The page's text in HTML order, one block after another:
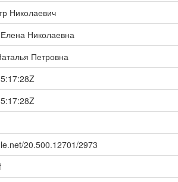
Николаевич
Николаевна
Петровна
20.500.12701/2973